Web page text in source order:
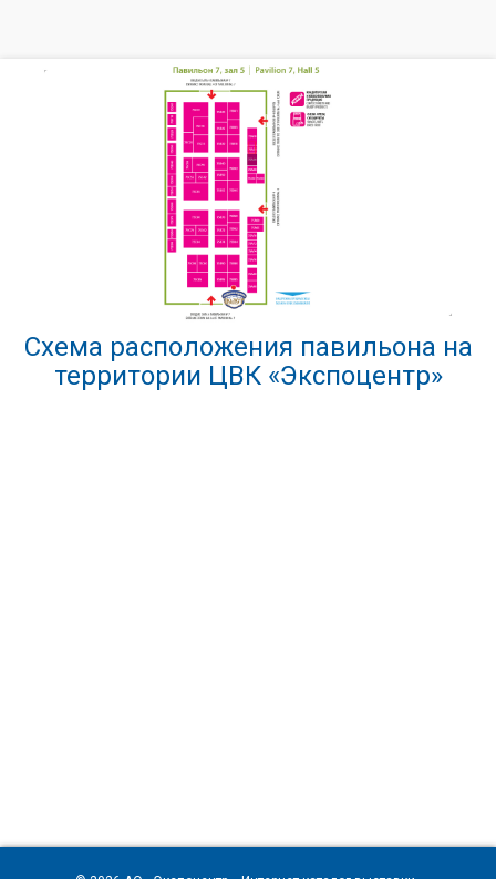
Схема расположения павильона на
территории ЦВК «Экспоцентр»